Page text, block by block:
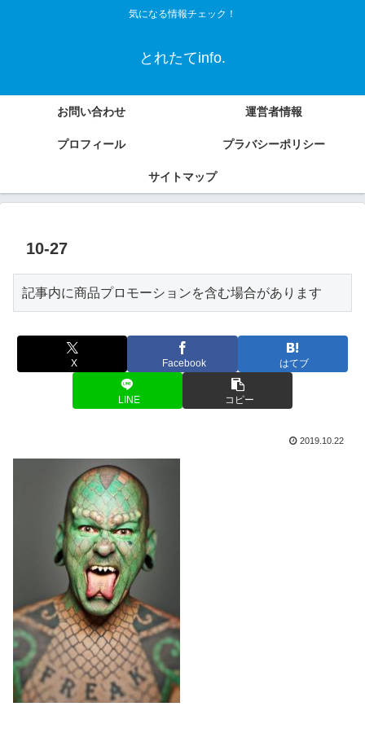
気になる情報チェック！
とれたてinfo.
お問い合わせ 運営者情報
プロフィール プラバシーポリシー
サイトマップ
10-27
記事内に商品プロモーションを含む場合があります
X Facebook はてブ
LINE コピー
2019.10.22